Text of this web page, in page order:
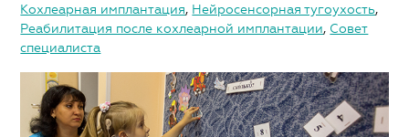
Кохлеарная имплантация, Нейросенсорная тугоухость,
Реабилитация после кохлеарной имплантации, Совет
специалиста